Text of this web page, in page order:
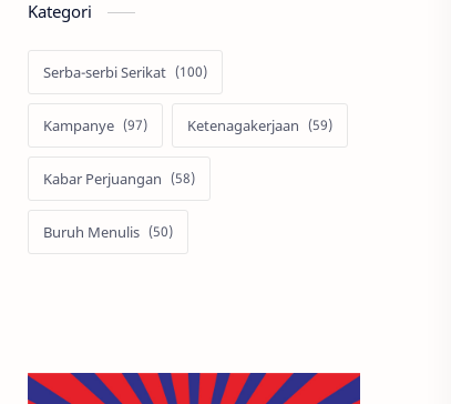
Kategori
Serba-serbi Serikat
Kampanye Ketenagakerjaan
Kabar Perjuangan
Buruh Menulis